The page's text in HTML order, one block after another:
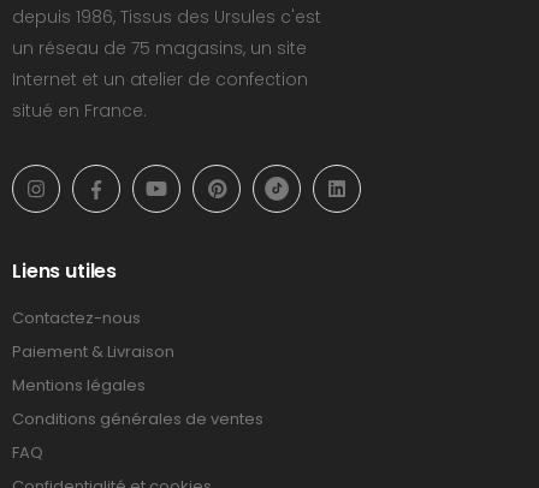
depuis 1986, Tissus des Ursules c'est
un réseau de 75 magasins, un site
Internet et un atelier de confection
situé en France.
Liens utiles
Contactez-nous
Paiement & Livraison
Mentions légales
Conditions générales de ventes
FAQ